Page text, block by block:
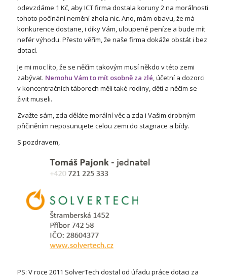
odevzdáme 1 Kč, aby ICT firma dostala koruny 2 na morálnosti
tohoto počínání nemění zhola nic. Ano, mám obavu, že má
konkurence dostane, i díky Vám, uloupené peníze a bude mít
nefér výhodu. Přesto věřím, že naše firma dokáže obstát i bez
dotací.
Je mi moc líto, že se něčím takovým musí někdo v této zemi
zabývat. Nemohu Vám to mít osobně za zlé , účetní a dozorci
v koncentračních táborech měli také rodiny, děti a něčím se
živit museli.
Zvažte sám, zda děláte morální věc a zda i Vašim drobným
přičiněním neposunujete celou zemi do stagnace a bídy.
S pozdravem,
PS: V roce 2011 SolverTech dostal od úřadu práce dotaci za